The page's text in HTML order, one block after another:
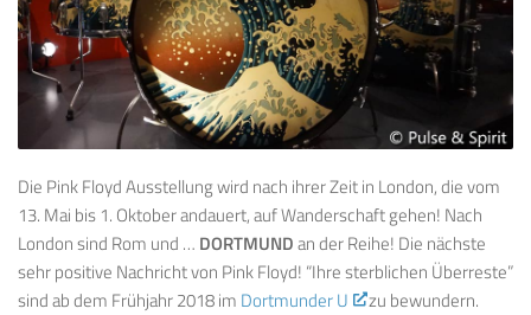
Die Pink Floyd Ausstellung wird nach ihrer Zeit in London, die vom
13. Mai bis 1. Oktober andauert, auf Wanderschaft gehen! Nach
London sind Rom und … DORTMUNDan der Reihe! Die nächste
sehr positive Nachricht von Pink Floyd! “Ihre sterblichen Überreste”
sind ab dem Frühjahr 2018 im Dortmunder U
zu bewundern.